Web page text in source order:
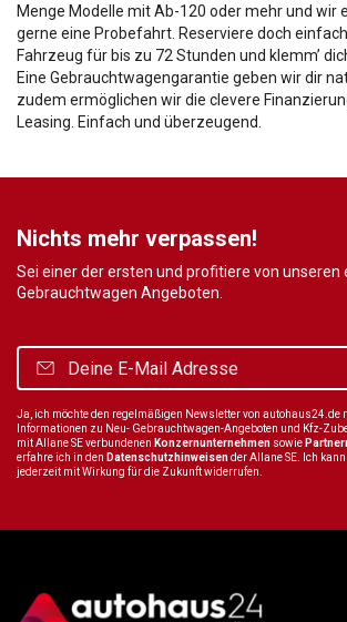
Menge Modelle mit Ab-120 oder mehr und wir
gerne eine Probefahrt. Reserviere doch
Fahrzeug für bis zu 72 Stunden und klemm’
Eine Gebrauchtwagengarantie geben wir dir
zudem ermöglichen wir die clevere
Leasing. Einfach und überzeugend.
Nichts mehr verpassen!
Sei einer der ersten und profitiere von unseren
Gebrauchtwagen Angeboten.
Ja, ich möchte den regelmäßigen Newsletter von autohaus24.de
Informationen zu Neu- Gebrauchtwagen-Angeboten und Kfz-
mit Allane SE verbundenen Konzernunternehmen sowie
erfahre ich in den Datenschutzhinweisender Allane SE. Ich
jederzeit mit Wirkung für die Zukunft widerrufen.